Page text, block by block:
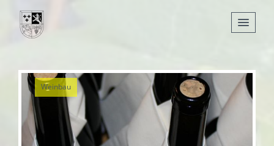
Nachrichten
Leben
Verwaltung
Weinbau